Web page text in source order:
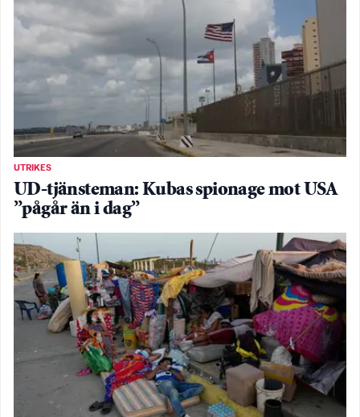
UTRIKES
UD-tjänsteman: Kubas spionage mot USA
”pågår än i dag”